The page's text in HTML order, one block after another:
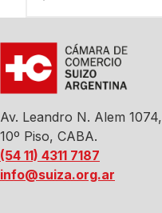
Av. Leandro N. Alem 1074,
10º Piso, CABA.
(54 11) 4311 7187
info@suiza.org.ar